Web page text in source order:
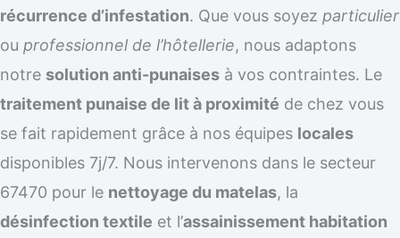
récurrence d’infestation. Que vous soyez particulier
ou professionnel de l’hôtellerie, nous adaptons
notre solution anti-punaises à vos contraintes. Le
traitement punaise de lit à proximité de chez vous
se fait rapidement grâce à nos équipes locales
disponibles 7j/7. Nous intervenons dans le secteur
67470 pour le nettoyage du matelas, la
désinfection textile et l’assainissement habitation